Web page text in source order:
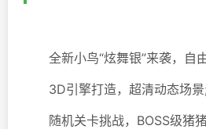
全新小鸟“炫舞银”来袭，自
3D引擎打造，超清动态场
随机关卡挑战，BOSS级猪